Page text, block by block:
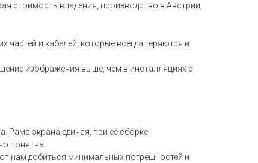
стоимость владения, производство в Австрии,
и кабелей, которые всегда теряются и
изображения выше, чем в инсталляциях с
экрана единая, при ее сборке
понятна.
нам добиться минимальных погрешностей и